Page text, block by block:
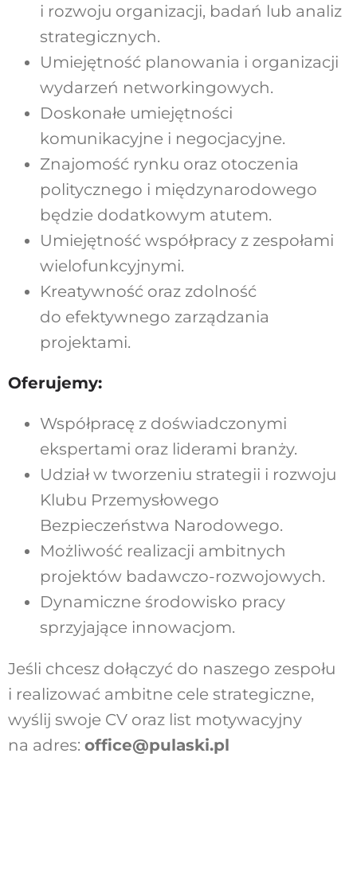
i rozwoju organizacji, badań lub analiz
strategicznych.
Umiejętność planowania i organizacji
wydarzeń networkingowych.
Doskonałe umiejętności
komunikacyjne i negocjacyjne.
Znajomość rynku oraz otoczenia
politycznego i międzynarodowego
będzie dodatkowym atutem.
Umiejętność współpracy z zespołami
wielofunkcyjnymi.
Kreatywność oraz zdolność
do efektywnego zarządzania
projektami.
Oferujemy:
Współpracę z doświadczonymi
ekspertami oraz liderami branży.
Udział w tworzeniu strategii i rozwoju
Klubu Przemysłowego
Bezpieczeństwa Narodowego.
Możliwość realizacji ambitnych
projektów badawczo-rozwojowych.
Dynamiczne środowisko pracy
sprzyjające innowacjom.
Jeśli chcesz dołączyć do naszego zespołu
i realizować ambitne cele strategiczne,
wyślij swoje CV oraz list motywacyjny
na adres: office@pulaski.pl